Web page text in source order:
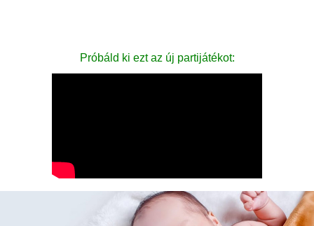
Próbáld ki ezt az új partijátékot: